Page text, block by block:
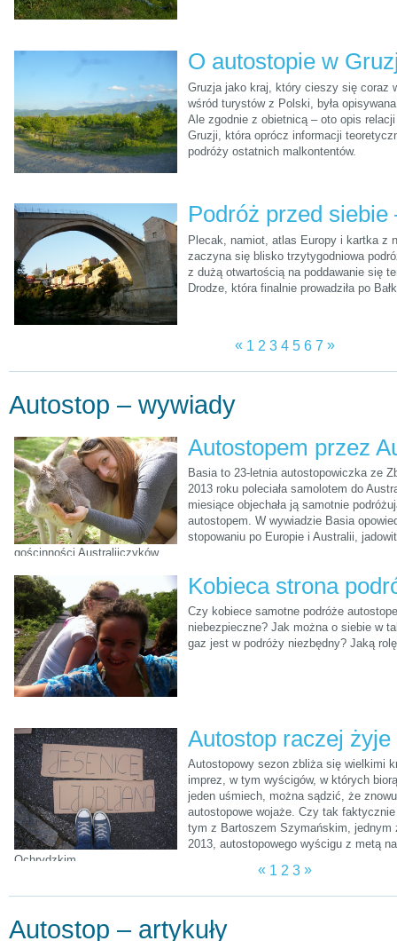
Gruzja jako kraj, który cieszy się coraz
wśród turystów z Polski, była
Ale zgodnie z obietnicą – oto opis
Gruzji, która oprócz informacji
podróży ostatnich malkontentów.
Plecak, namiot, atlas Europy i kartka z
zaczyna się blisko trzytygodniowa
z dużą otwartością na poddawanie się
Drodze, która finalnie prowadziła po
« 1 2 3 4 5 6 7 »
Autostop – wywiady
Basia to 23-letnia autostopowiczka ze
2013 roku poleciała samolotem do
miesiące objechała ją samotnie
autostopem. W wywiadzie Basia
stopowaniu po Europie i Australii,
gościnności Australijczyków.
Czy kobiece samotne podróże
niebezpieczne? Jak można o siebie w
gaz jest w podróży niezbędny? Jaką
Autostop raczej żyje
Autostopowy sezon zbliża się wielkimi
imprez, w tym wyścigów, w których
jeden uśmiech, można sądzić, że
autostopowe wojaże. Czy tak
tym z Bartoszem Szymańskim, jednym
2013, autostopowego wyścigu z metą
Ochrydzkim.
« 1 2 3 »
Autostop – artykuły